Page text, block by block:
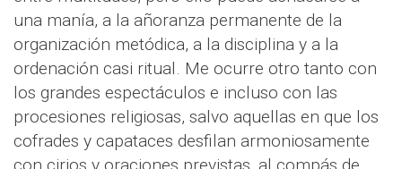
una manía, a la añoranza permanente de la
organización metódica, a la disciplina y a la
ordenación casi ritual. Me ocurre otro tanto con
los grandes espectáculos e incluso con las
procesiones religiosas, salvo aquellas en que los
cofrades y capataces desfilan armoniosamente